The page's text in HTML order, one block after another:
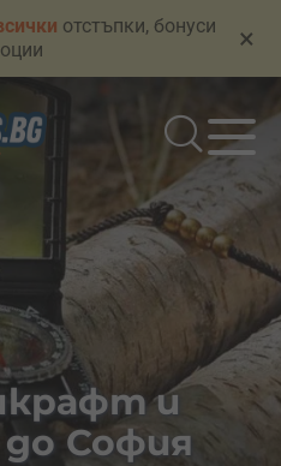
отстъпки, бонуси
×
и
до София